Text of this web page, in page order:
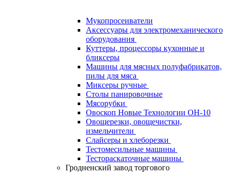
Мукопросеиватели
Аксессуары для электромеханического
оборудования
Куттеры, процессоры кухонные и
бликсеры
Машины для мясных полуфабрикатов,
пилы для мяса
Миксеры ручные
Столы панировочные
Мясорубки
Овоскоп Новые Технологии ОН-10
Овощерезки, овощечистки,
измельчители
Слайсеры и хлеборезки
Тестомесильные машины
Тестораскаточные машины
Гродненский завод торгового